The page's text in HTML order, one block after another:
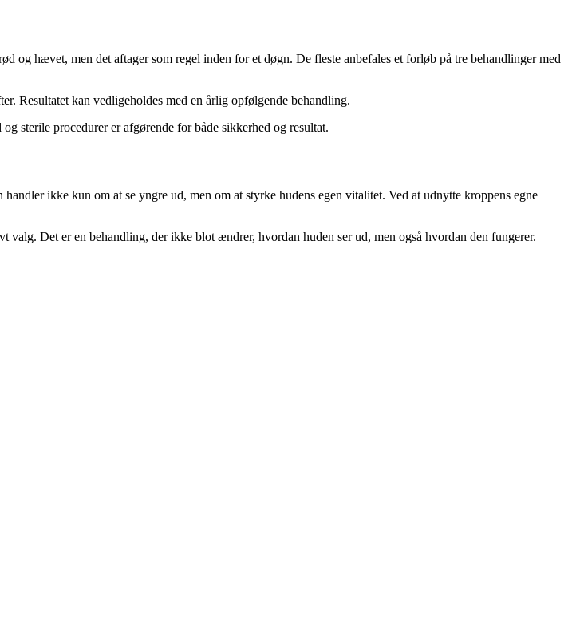
hævet, men det aftager som regel inden for et døgn. De fleste anbefales et forløb på tre behandlinger med
Resultatet kan vedligeholdes med en årlig opfølgende behandling.
sterile procedurer er afgørende for både sikkerhed og resultat.
ikke kun om at se yngre ud, men om at styrke hudens egen vitalitet. Ved at udnytte kroppens egne
Det er en behandling, der ikke blot ændrer, hvordan huden ser ud, men også hvordan den fungerer.